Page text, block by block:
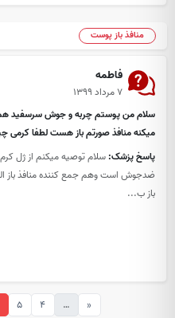
منافذ باز پوست
فاطمه
۷ مرداد ۱۳۹۹
سلام من پوستم چربه و جوش سرسفید هم
میکنه منافذ صورتم باز هست لطفا کرمی
پاسخ پزشک: سلام توصیه میکنم از ژل
ضدجوش است وهم جمع کننده منافذ باز
باز ب...
«
…
4
5